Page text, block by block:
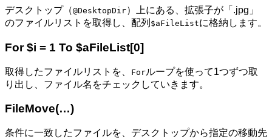
デスクトップ（@DesktopDir）上にある、拡張子が「.jpg」
のファイルリストを取得し、配列 $aFileListに格納します。
For $i = 1 To $aFileList[0]
取得したファイルリストを、 Forループを使って1つずつ取
り出し、ファイル名をチェックしていきます。
FileMove(…)
条件に一致したファイルを、デスクトップから指定の移動先